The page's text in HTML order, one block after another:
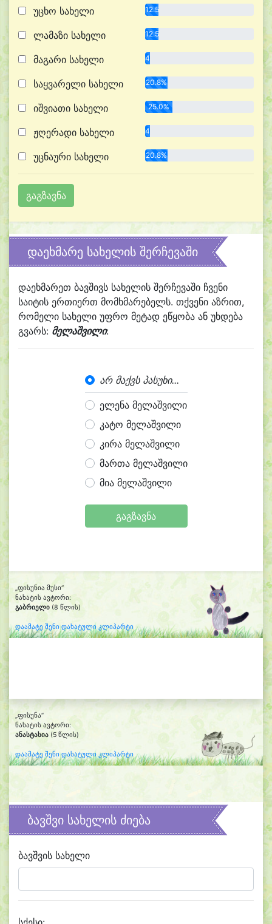
უცხო სახელი
12.5%
ლამაზი სახელი 12.5%
მაგარი სახელი 4.2%
საყვარელი სახელი 20.8%
იშვიათი სახელი 25.0%
ჟღერადი სახელი 4.2%
უცნაური სახელი 20.8%
დაეხმარე სახელის შერჩევაში
დაეხმარეთ ბავშივს სახელის შერჩევაში ჩვენი
საიტის ერთიერთ მომხმარებელს. თქვენი აზრით,
რომელი სახელი უფრო მეტად ეწყობა ან უხდება
გვარს: მელაშვილი:
არ მაქვს პასუხი...
ელენა მელაშვილი
კატო მელაშვილი
კირა მელაშვილი
მართა მელაშვილი
მია მელაშვილი
გაგზავნა
„ფისუნია მუსი“
ნახატის ავტორი:
გაბრიელი (8 წლის)
დაამატე შენი დახატული კლიპარტი
„ფისუნა“
ნახატის ავტორი:
ანასტასია (5 წლის)
დაამატე შენი დახატული კლიპარტი
ბავშვი სახელის ძიება
ბავშვის სახელი